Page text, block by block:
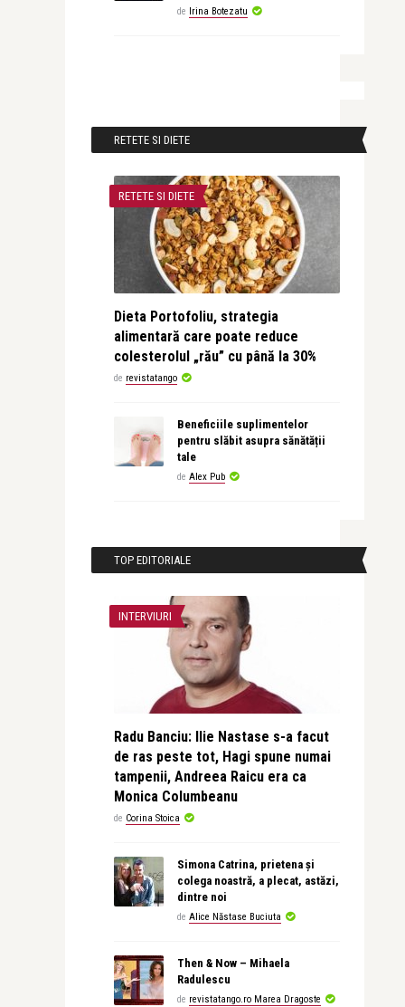
de Irina Botezatu
RETETE SI DIETE
RETETE SI DIETE
Dieta Portofoliu, strategia
alimentară care poate reduce
colesterolul „rău” cu până la 30%
de revistatango
Beneficiile suplimentelor
pentru slăbit asupra sănătății
tale
de Alex Pub
TOP EDITORIALE
INTERVIURI
Radu Banciu: Ilie Nastase s-a facut
de ras peste tot, Hagi spune numai
tampenii, Andreea Raicu era ca
Monica Columbeanu
de Corina Stoica
Simona Catrina, prietena și
colega noastră, a plecat, astăzi,
dintre noi
de Alice Năstase Buciuta
Then & Now – Mihaela
Radulescu
de revistatango.ro Marea Dragoste